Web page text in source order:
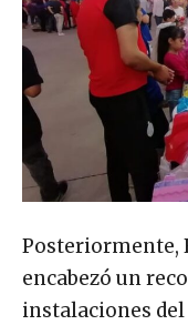
Posteriormente,
encabezó un
instalaciones